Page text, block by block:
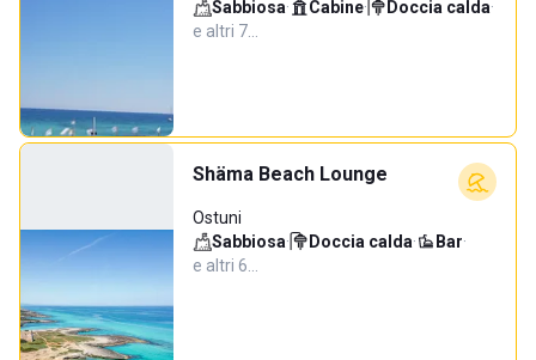
Sabbiosa· Cabine· Doccia calda·
e altri 7…
Shäma Beach Lounge
Ostuni
Sabbiosa· Doccia calda· Bar·
e altri 6…